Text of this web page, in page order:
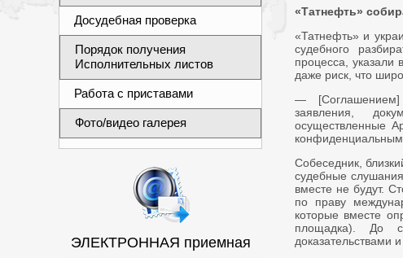
Досудебная проверка
Порядок получения
Исполнительных листов
Работа с приставами
Фото/видео галерея
ЭЛЕКТРОННАЯ приемная
«Татнефть»
«Татнефть» и
судебного
процесса, указали
даже риск, что
— [Соглашением]
заявления,
осуществленные
Собеседник,
судебные
вместе не будут.
по праву
которые вместе
площадка). До
доказательствами